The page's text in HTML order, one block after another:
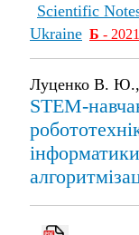
Scientific
Ukraine Б - 2021
Луценко В.
STEM-